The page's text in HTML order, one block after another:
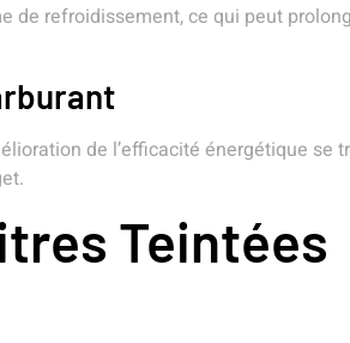
refroidissement, ce qui peut
de l’efficacité énergétique
Teintées